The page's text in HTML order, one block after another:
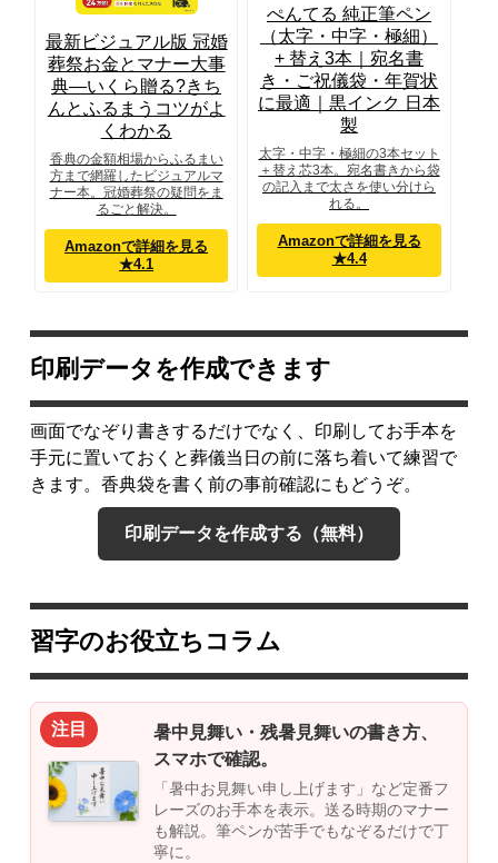
最新ビジュアル版 冠婚
葬祭お金とマナー大事
典―いくら贈る?きち
んとふるまうコツがよ
くわかる
香典の金額相場からふるまい
方まで網羅したビジュアルマ
ナー本。冠婚葬祭の疑問をま
るごと解決。
Amazonで詳細を見る
★4.1
ぺんてる 純正筆ペン
（太字・中字・極細）
+ 替え3本｜宛名書
き・ご祝儀袋・年賀状
に最適｜黒インク 日本
製
太字・中字・極細の3本セット
＋替え芯3本。宛名書きから袋
の記入まで太さを使い分けら
れる。
Amazonで詳細を見る
★4.4
印刷データを作成できます
画面でなぞり書きするだけでなく、印刷してお手本を
手元に置いておくと葬儀当日の前に落ち着いて練習で
きます。香典袋を書く前の事前確認にもどうぞ。
印刷データを作成する（無料）
習字のお役立ちコラム
注目
暑中見舞い・残暑見舞いの書き方、
スマホで確認。
「暑中お見舞い申し上げます」など定番フ
レーズのお手本を表示。送る時期のマナー
も解説。筆ペンが苦手でもなぞるだけで丁
寧に。